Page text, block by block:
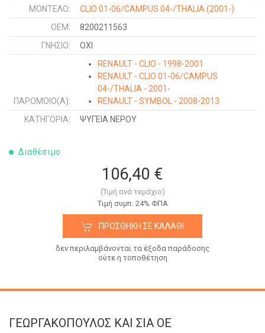
ΜΟΝΤΕΛΟ:
CLIO 01-06/CAMPUS 04-/THALIA (2001-)
OEM:
8200211563
ΓΝΉΣΙΟ:
ΟΧΙ
ΠΑΡΌΜΟΙΟ(Α):
RENAULT - CLIO - 1998-2001
RENAULT - CLIO 01-06/CAMPUS
04-/THALIA - 2001-
RENAULT - SYMBOL - 2008-2013
ΚΑΤΗΓΟΡΊΑ:
ΨΥΓΕΙΑ ΝΕΡΟΥ
Διαθέσιμο
106,40 €
(Τιμή ανά τεμάχιο)
Tιμή συμπ. 24% ΦΠΑ
ΠΡΟΣΘΉΚΗ ΣΕ ΚΑΛΆΘΙ
δεν περιλαμβάνονται τα έξοδα παράδοσης
ούτε η τοποθέτηση
ΓΕΩΡΓΑΚΟΠΟΥΛΟΣ KAI ΣΙΑ OE